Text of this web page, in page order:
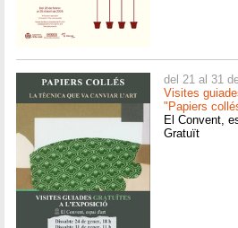
del 21 al 31
Visites
"Papiers
El Convent,
Gratuït